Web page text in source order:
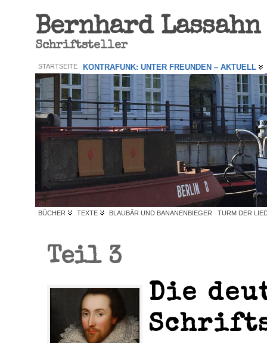
Bernhard Lassahn
Schriftsteller
STARTSEITE KONTRAFUNK: UNTER FREUNDEN – AKTUELL
BÜCHER TEXTE BLAUBÄR UND BANANENBIEGER TURM DER
Teil 3
Die